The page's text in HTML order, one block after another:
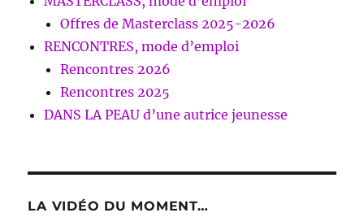
Offres de Masterclass 2025-2026
RENCONTRES, mode d’emploi
Rencontres 2026
Rencontres 2025
DANS LA PEAU d’une autrice jeunesse
LA VIDÉO DU MOMENT…